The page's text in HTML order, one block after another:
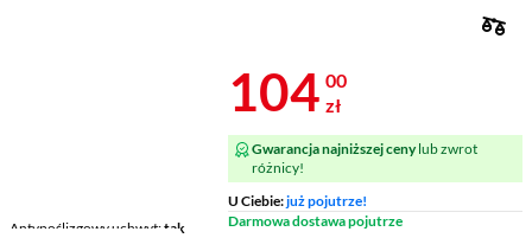
Antypoślizgowy uchwyt tak
Cena 104 zł
104 00
zł
Gwarancja najniższej cenylub zwrot
różnicy!
U Ciebie:już pojutrze!
Darmowa dostawa pojutrze